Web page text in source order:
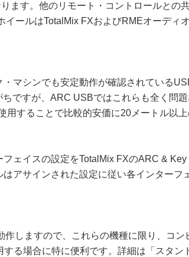
ます。他のリモート・コントロールとの
ールはTotalMix FXおよびRMEオーディ
マシンでも安定動作が確認されている
ですが、ARC USBではこれらも全く問
することで比較的安価に20メートル以上
ェイスの設定をTotalMix FXのARC &
アサインされた設定に従い各インターフ
しますので、これらの機種に限り、コ
る場合に特に便利です。詳細は「スタン